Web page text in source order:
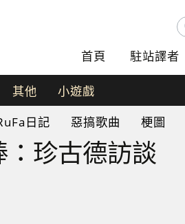
首頁 駐站譯者
其他
小遊戲
遊
戲
日記 惡搞歌曲 梗圖
：珍古德訪談